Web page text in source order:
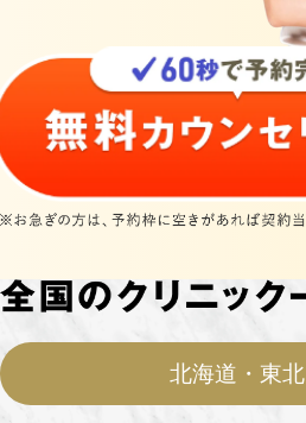
北海道・東北